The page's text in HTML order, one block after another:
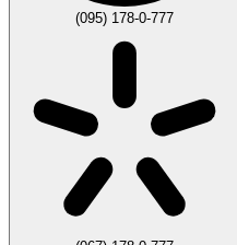
(095) 178-0-777